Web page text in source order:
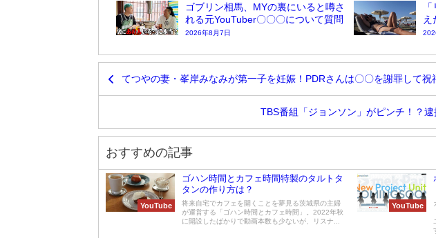
ゴブリン相馬、MYの裏にいると噂さ
れる元YouTuber〇〇〇について質問
2026年8月7日
え
てつやの妻・峯岸みなみが第一子を妊娠！PDRさんは〇〇を謝罪して祝
TBS番組「ジョンソン」がピンチ！？
おすすめの記事
YouTube
ゴハン時間とカフェ時間特製のタルトタ
タンの作り方は？
将来自宅でカフェを開くことを夢見る茨城県の主婦
が運営する「ゴハン時間とカフェ時間」。2022年秋
に開設したばかりで動画本数も少ないが、リスナ...
YouTube